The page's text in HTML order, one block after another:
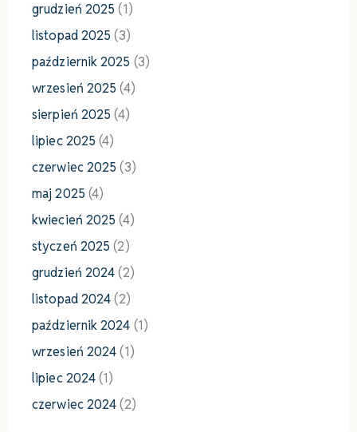
grudzień 2025 (1)
listopad 2025 (3)
październik 2025 (3)
wrzesień 2025 (4)
sierpień 2025 (4)
lipiec 2025 (4)
czerwiec 2025 (3)
maj 2025 (4)
kwiecień 2025 (4)
styczeń 2025 (2)
grudzień 2024(2)
listopad 2024(2)
październik 2024 (1)
wrzesień 2024(1)
lipiec 2024(1)
czerwiec 2024(2)